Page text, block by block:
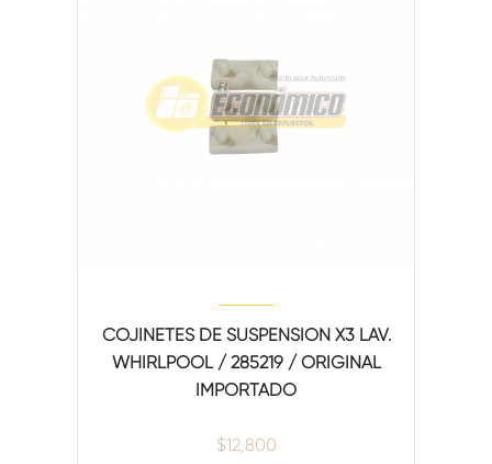
COJINETES DE SUSPENSION X3 LAV.
WHIRLPOOL / 285219 / ORIGINAL
IMPORTADO
$12,800